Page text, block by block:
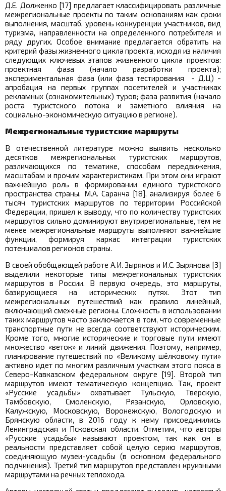
Д.Е. Долженко [17] предлагает классифицировать различные
межрегиональные проекты по таким основаниям как сроки
выполнения, масштаб, уровень конкуренции участников, вид
туризма, направленности на определенного потребителя и
ряду других. Особое внимание предлагается обратить на
критерий фазы жизненного цикла проекта, исходя из наличия
следующих ключевых этапов жизненного цикла проектов:
проектная фаза (начало разработки проекта);
экспериментальная фаза (или фаза тестирования - Д.Ц) -
апробация на первых группах посетителей и участниках
рекламных (ознакомительных) туров; фаза развития (начало
роста туристского потока и заметного влияния на
социально-экономическую ситуацию в регионе).
Межрегиональные туристские маршруты
В отечественной литературе можно выявить несколько
десятков межрегиональных туристских маршрутов,
различающихся по тематике, способам передвижения,
масштабам и прочим характеристикам. При этом они играют
важнейшую роль в формировании единого туристского
пространства страны. М.А. Саранча [18], анализируя более 6
тысяч туристских маршрутов по территории Российской
Федерации, пришел к выводу, что по количеству туристских
маршрутов сильно доминируют внутрирегиональные, тем не
менее межрегиональные маршруты выполняют важнейшие
функции, формируя каркас интеграции туристских
потенциалов регионов страны.
В своей обобщающей работе А.И. Зырянов и И.С. Зырянова [3]
выделили некоторые типы межрегиональных туристских
маршрутов в России. В первую очередь, это маршруты,
базирующиеся на исторических путях. Этот тип
межрегиональных путешествий как правило линейный,
включающий смежные регионы. Сложность в использовании
таких маршрутов часто заключается в том, что современные
транспортные пути не всегда соответствуют историческим.
Кроме того, многие исторические и торговые пути имеют
множество «веток» и линий движения. Поэтому, например,
планирование путешествий по «Великому шёлковому пути»
активно идет по многим различным участкам этого пояса в
Северо-Кавказском федеральном округе [19]. Второй тип
маршрутов имеют тематическую концепцию. Так, проект
«Русские усадьбы» охватывает Тульскую, Тверскую,
Тамбовскую, Смоленскую, Рязанскую, Орловскую,
Калужскую, Московскую, Воронежскую, Вологодскую и
Брянскую области, в 2016 году к нему присоединились
Ленинградская и Псковская области. Отметим, что авторы
«Русские усадьбы» называют проектом, так как он в
реальности представляет собой целую серию маршрутов,
соединяющую музеи-усадьбы (в основном федерального
подчинения). Третий тип маршрутов представлен круизными
маршрутами на речных теплохода.